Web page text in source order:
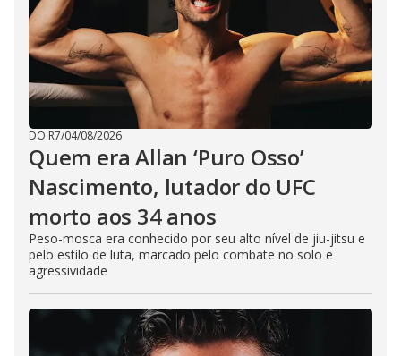
DO R7/04/08/2026
Quem era Allan ‘Puro Osso’
Nascimento, lutador do UFC
morto aos 34 anos
Peso-mosca era conhecido por seu alto nível de jiu-jitsu e
pelo estilo de luta, marcado pelo combate no solo e
agressividade